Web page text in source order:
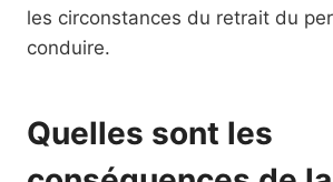
les circonstances du retrait du
conduire.
Quelles sont les